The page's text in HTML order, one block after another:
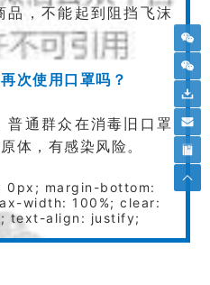
品，不能起到阻挡飞沫
次使用口罩吗？
普通群众在消毒旧口罩
体，有感染风险。
margin-bottom:
width: 100%; clear:
text-align: justify;